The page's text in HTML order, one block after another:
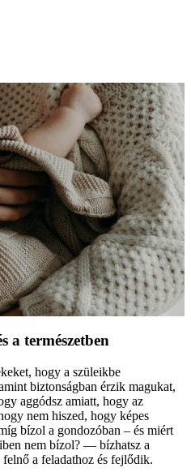
a természetben
hogy a szüleikbe
biztonságban érzik magukat,
aggódsz amiatt, hogy az
nem hiszed, hogy képes
bízol a gondozóban – és miért
nem bízol? — bízhatsz a
a feladathoz és fejlődik.